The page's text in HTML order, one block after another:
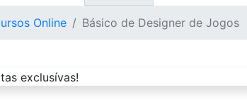
Online Básico de Designer de Jogos